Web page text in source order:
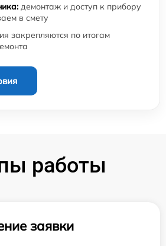
демонтаж и доступ к прибору
в смету
закрепляются по итогам
работы
заявки